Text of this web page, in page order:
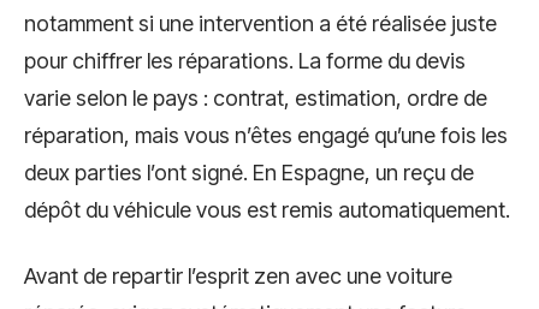
notamment si une intervention a été réalisée juste
pour chiffrer les réparations. La forme du devis
varie selon le pays : contrat, estimation, ordre de
réparation, mais vous n’êtes engagé qu’une fois les
deux parties l’ont signé. En Espagne, un reçu de
dépôt du véhicule vous est remis automatiquement.
Avant de repartir l’esprit zen avec une voiture